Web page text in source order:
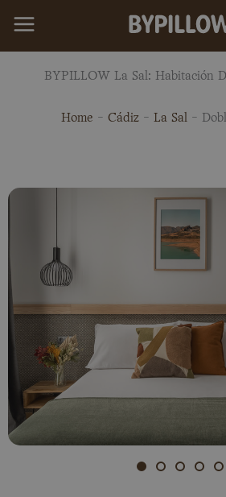
BYPILLOW La Sal: Habitación
Home - Cádiz- La Sal-